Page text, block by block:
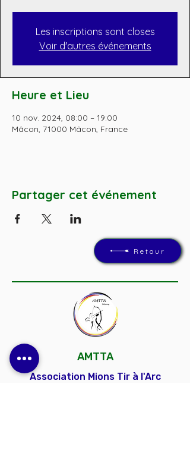
Les inscriptions sont closes
Voir d'autres événements
Heure et Lieu
10 nov. 2024, 08:00 – 19:00
Mâcon, 71000 Mâcon, France
Partager cet événement
Retour
AMTTA
Association Mions Tir à l'Arc